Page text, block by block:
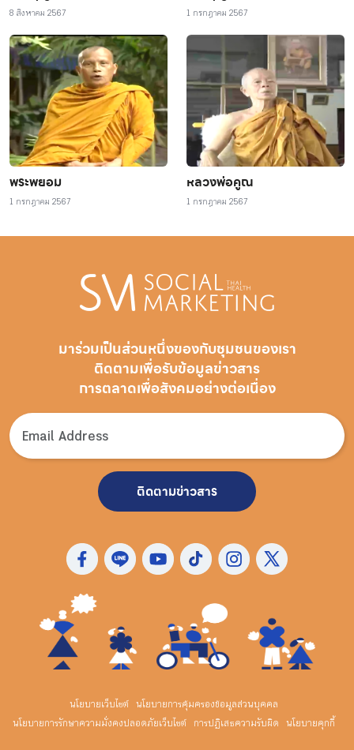
8 สิงหาคม 2567 1 กรกฎาคม 2567
พระพยอม
1 กรกฎาคม 2567
หลวงพ่อคูณ
1 กรกฎาคม 2567
มาร่วมเป็นส่วนหนึ่งของกับชุมชนของเรา
ติดตามเพื่อรับข้อมูลข่าวสาร
การตลาดเพื่อสังคมอย่างต่อเนื่อง
ติดตามข่าวสาร
นโยบายเว็บไซต์ นโยบายการคุ้มครองข้อมูลส่วนบุคคล
นโยบายการรักษาความมั่งคงปลอดภัยเว็บไซต์ การปฏิเสธความรับผิด นโยบายคุกกี้